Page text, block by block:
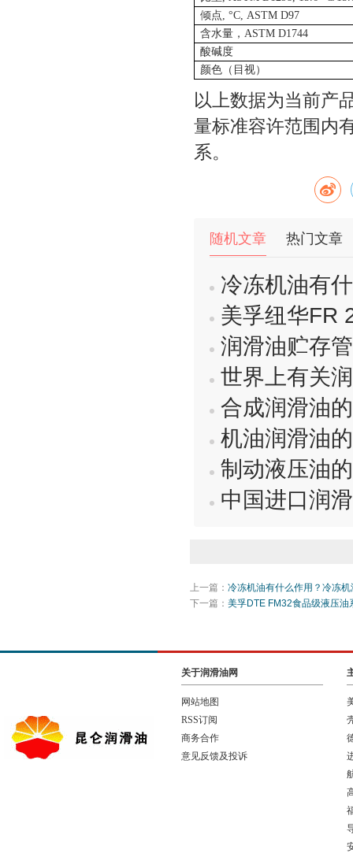
倾点, °C, ASTM D97
含水量， ASTM D1744
酸碱度
颜色（目视）
以上数据为当前产
量标准容许范围内
系。
随机文章 热门文章
冷冻机油有
美孚纽华FR
润滑油贮存
世界上有关
合成润滑油
机油润滑油
制动液压油
中国进口润
上一篇： 冷冻机油有什么作用？冷冻
下一篇： 美孚DTE FM32食品级液压
关于润滑油网
网站地图
RSS订阅
商务合作
意见反馈及投诉